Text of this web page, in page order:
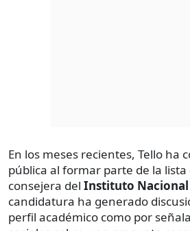
En los meses recientes, Tello ha
pública al formar parte de la
consejera del Instituto
candidatura ha generado
perfil académico como por